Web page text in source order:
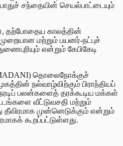
சந்தையின் செயல்பாட்டையும்
தற்போதைய காலத்தின்
மற்றும் பயனர்-நட்புச்
என்றும் கேபிகேடி
MADANI) தொலைநோக்குச்
நல்வாழ்விற்கும் பிராந்தியப்
பலன்களைத் தரக்கூடிய மக்கள்
வீட்டுவசதி மற்றும்
முன்னெடுக்கும் என்றும்
கூறப்பட்டுள்ளது.